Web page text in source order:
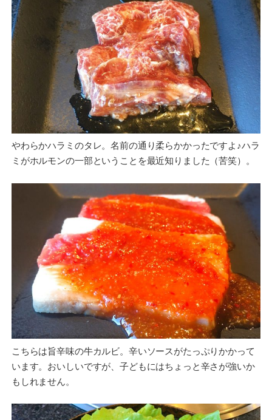
やわらかハラミのタレ。名前の通り柔らかかったですよ♪ハラ
ミがホルモンの一部ということを最近知りました（苦笑）。
こちらは旨辛味の牛カルビ。辛いソースがたっぷりかかって
います。おいしいですが、子どもにはちょっと辛さが強いか
もしれません。